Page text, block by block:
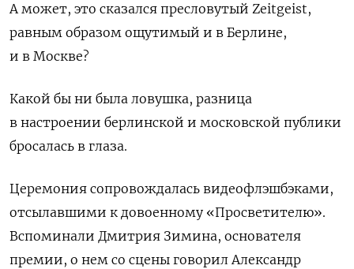
А может, это сказался пресловутый Zeitgeist,
равным образом ощутимый и в Берлине,
и в Москве?
Какой бы ни была ловушка, разница
в настроении берлинской и московской публики
бросалась в глаза.
Церемония сопровождалась видеофлэшбэками,
отсылавшими к довоенному «Просветителю».
Вспоминали Дмитрия Зимина, основателя
премии, о нем со сцены говорил Александр